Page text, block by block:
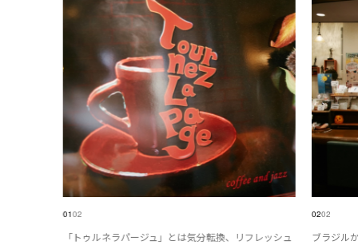
0102
「トゥルネラパージュ」とは気分転換、リフレッシュ
0202
ブラジル